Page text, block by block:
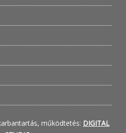
működtetés: DIGITAL